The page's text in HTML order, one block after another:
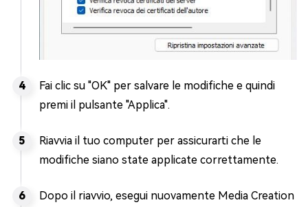
Fai clic su "OK" per salvare le modifiche e quindi
premi il pulsante "Applica".
Riavvia il tuo computer per assicurarti che le
modifiche siano state applicate correttamente.
Dopo il riavvio, esegui nuovamente Media Creation